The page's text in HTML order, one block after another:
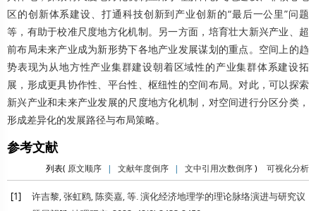
区的创新体系建设、打通科技创新到产业创新的“最后一公里”问题
等，有助于校准尺度地方化机制。另一方面，培育壮大新兴产业、超
前布局未来产业成为新形势下各地产业发展谋划的重点。空间上的趋
势表现为从地方性产业集群建设朝着区域性的产业集群体系建设拓
展，形成更具协作性、平台性、枢纽性的空间布局。对此，可以探索
新兴产业和未来产业发展的尺度地方化机制，对空间进行分区分类，
形成差异化的发展路径与布局策略。
参考文献
列表( 原文顺序 | 文献年度倒序 | 文中引用次数倒序) 可视化分析
[1]
许吉黎, 张虹鸥, 陈奕嘉, 等. 演化经济地理学的理论脉络演进与研究议